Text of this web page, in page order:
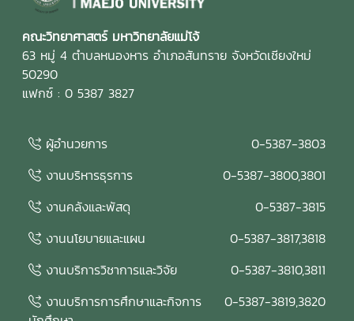
คณะวิทยาศาสตร์ มหาวิทยาลัยแม่โจ้
63 หมู่ 4 ตำบลหนองหาร อำเภอสันทราย จังหวัดเชียงใหม่
50290
แฟกซ์ : 0 5387 3827
ผู้อำนวยการ
0-5387-3803
งานบริหารธุรการ
0-5387-3800,3801
งานคลังและพัสดุ
0-5387-3815
งานนโยบายและแผน
0-5387-3817,3818
งานบริการวิชาการและวิจัย
0-5387-3810,3811
งานบริการการศึกษาและกิจการ
0-5387-3819,3820